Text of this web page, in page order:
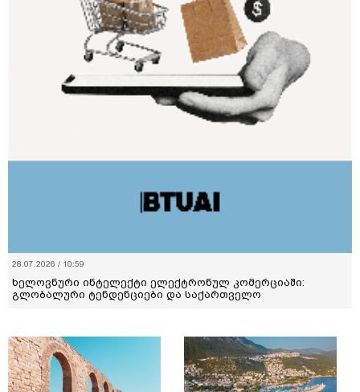
28.07.2026 / 10:59
ხელოვნური ინტელექტი ელექტრონულ კომერციაში:
გლობალური ტენდენციები და საქართველო